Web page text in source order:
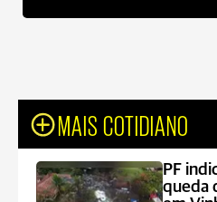
MAIS COTIDIANO
PF
queda